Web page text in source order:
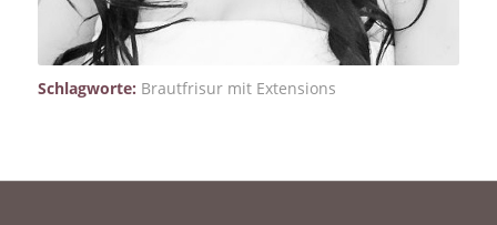
Schlagworte: Brautfrisur mit Extensions